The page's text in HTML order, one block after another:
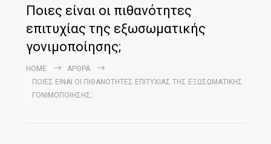
Ποιες είναι οι πιθανότητες
επιτυχίας της εξωσωματικής
γονιμοποίησης;
HOME
ΆΡΘΡΑ
ΠΟΙΕΣ ΕΊΝΑΙ ΟΙ ΠΙΘΑΝΌΤΗΤΕΣ ΕΠΙΤΥΧΊΑΣ ΤΗΣ ΕΞΩΣΩΜΑΤΙΚΉΣ
ΓΟΝΙΜΟΠΟΊΗΣΗΣ;